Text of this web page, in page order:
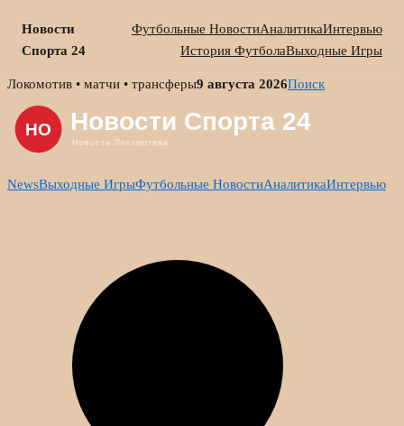
Новости
Спорта 24
Футбольные НовостиАналитикаИнтервью
История ФутболаВыходные Игры
Skip
content
Локомотив • матчи • трансферы9 августа 2026Поиск
NewsВыходные ИгрыФутбольные НовостиАналитикаИнтервью